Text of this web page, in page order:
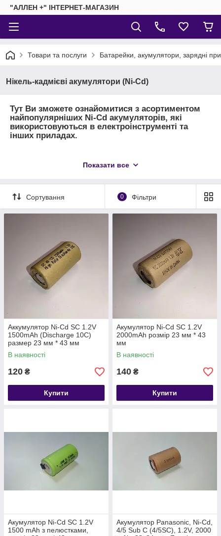
"АЛЛЕН +" ІНТЕРНЕТ-МАГАЗИН
Товари та послуги Батарейки, акумулятори, зарядні
Нікель-кадмієві акумулятори (Ni-Cd)
Тут Ви зможете ознайомитися з асортиментом
найпопулярніших Ni-Cd акумуляторів, які
використовуються в електроінструменті та
інших приладах.
характеристик, допоможе Вам визначитися з
Показати все
Сортування 0 Фільтри
Аккумулятор Ni-Cd SC 1.2V
1500mAh (Discharge 10C)
размер 23 мм * 43 мм
В наявності
120 ₴
Купити
Акумулятор Ni-Cd SC 1.2V
2000mAh розмір 23 мм * 43
мм
В наявності
140 ₴
Купити
Акумулятор Ni-Cd SC 1.2V
1500 mAh з пелюстками,
Акумулятор Panasonic, Ni-Cd,
4/5 Sub C (4/5SC), 1.2V, 2000